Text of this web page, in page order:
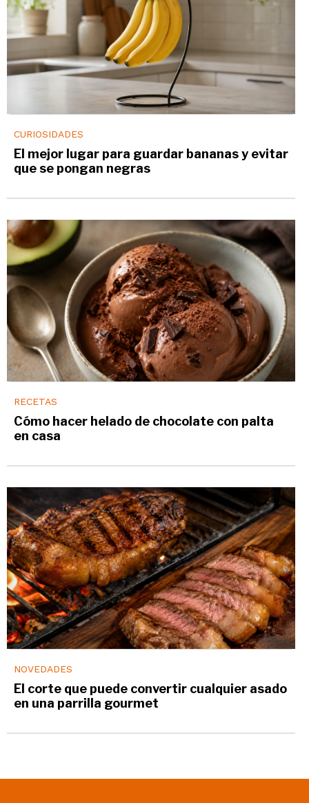
CURIOSIDADES
El mejor lugar para guardar bananas y evitar
que se pongan negras
RECETAS
Cómo hacer helado de chocolate con palta
en casa
NOVEDADES
El corte que puede convertir cualquier asado
en una parrilla gourmet